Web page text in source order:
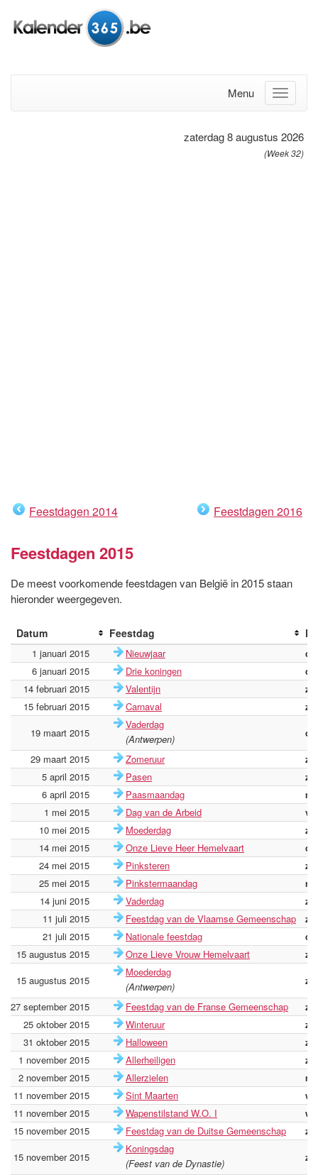
Menu
zaterdag 8 augustus 2026
(Week 32)
Feestdagen 2014 Feestdagen 2016
Feestdagen 2015
De meest voorkomende feestdagen van België in 2015 staan
hieronder weergegeven.
Datum Feestdag
1 januari 2015 Nieuwjaar
6 januari 2015
Drie koningen
14 februari 2015
Valentijn
15 februari 2015
Carnaval
19 maart 2015
Vaderdag
(Antwerpen)
29 maart 2015
Zomeruur
5 april 2015
Pasen
6 april 2015
Paasmaandag
1 mei 2015
Dag van de Arbeid
10 mei 2015
Moederdag
14 mei 2015
Onze Lieve Heer Hemelvaart
24 mei 2015
Pinksteren
25 mei 2015
Pinkstermaandag
14 juni 2015
Vaderdag
11 juli 2015
Feestdag van de Vlaamse Gemeenschap
21 juli 2015
Nationale feestdag
15 augustus 2015
Onze Lieve Vrouw Hemelvaart
15 augustus 2015
Moederdag
(Antwerpen)
27 september 2015
Feestdag van de Franse Gemeenschap
25 oktober 2015
Winteruur
31 oktober 2015
Halloween
1 november 2015
Allerheiligen
2 november 2015
Allerzielen
11 november 2015
Sint Maarten
11 november 2015
Wapenstilstand W.O. I
15 november 2015
Feestdag van de Duitse Gemeenschap
15 november 2015
Koningsdag
(Feest van de Dynastie)